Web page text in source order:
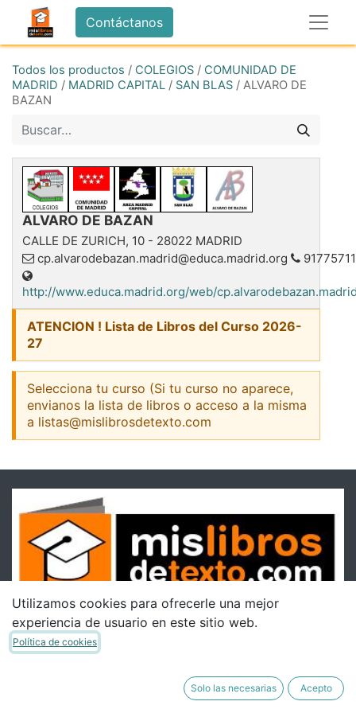
Contáctanos
Todos los productos / COLEGIOS / COMUNIDAD DE
MADRID / MADRID CAPITAL / SAN BLAS / ALVARO DE
BAZAN
ALVARO DE BAZAN
CALLE DE ZURICH, 10 - 28022 MADRID
cp.alvarodebazan.madrid@educa.madrid.org
http://www.educa.madrid.org/web/
ATENCION ! Lista de Libros del Curso 2026-
27
Selecciona tu curso (Si tu curso no aparece,
envianos la lista de libros o acceso a la misma
a listas@mislibrosdetexto.com
Utilizamos cookies para ofrecerle una mejor
experiencia de usuario en este sitio web.
Política de cookies
Solo las necesarias Acepto